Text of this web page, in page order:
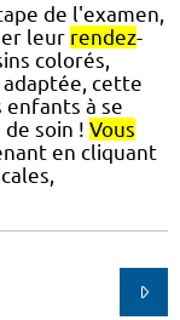
de l'examen,
leur rendez-
colorés,
cette
enfants à se
soin ! Vous
en cliquant